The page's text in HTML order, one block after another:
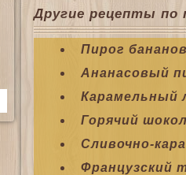
Другие рецепты по
Пирог
Ананасовый
Карамельный
Горячий
Сливочно-
Французский